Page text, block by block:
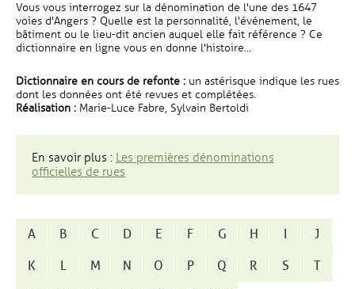
Vous vous interrogez sur la dénomination de l'une des 1647
voies d'Angers ? Quelle est la personnalité, l'événement, le
bâtiment ou le lieu-dit ancien auquel elle fait référence ? Ce
dictionnaire en ligne vous en donne l'histoire...
Dictionnaire en cours de refonte : un astérisque indique les rues
dont les données ont été revues et complétées.
Réalisation : Marie-Luce Fabre, Sylvain Bertoldi
En savoir plus : Les premières dénominations
officielles de rues
A B C D E F G H I
J
K
L M N O P Q R S
T